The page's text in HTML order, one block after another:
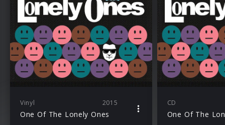
Vinyl 2015
One Of The Lonely Ones
CD
One Of The